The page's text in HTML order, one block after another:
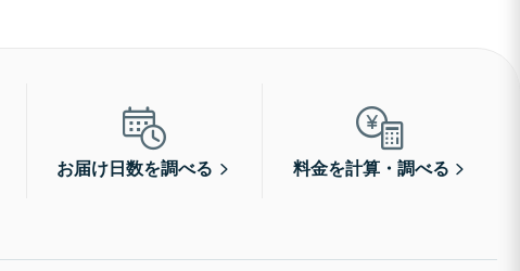
お届け日数を調べる 料金を計算・調べる